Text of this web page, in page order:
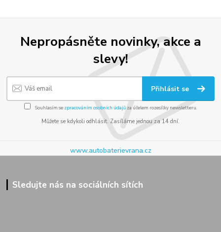
Nepropásněte novinky, akce a
slevy!
Přihlásit se
Souhlasím se zpracováním osobních údajůza účelem rozesílky newsletteru.
Můžete se kdykoli odhlásit. Zasíláme jednou za 14 dní.
www.autobaterievrana.cz
Sledujte nás na sociálních sítích